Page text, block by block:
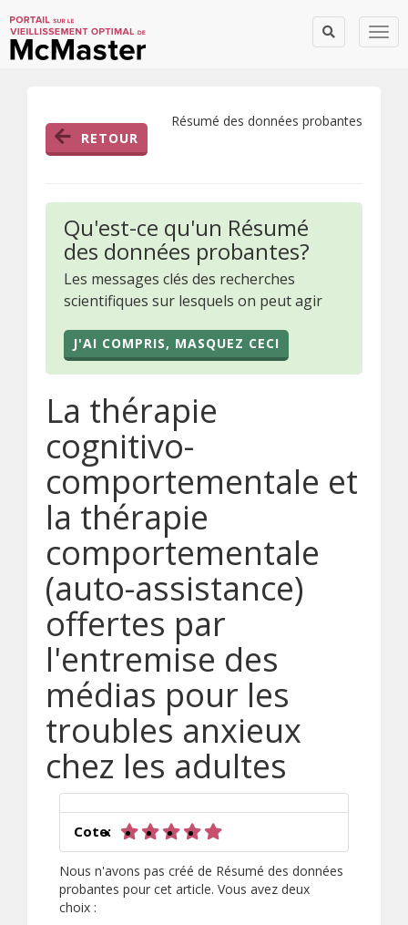
RETOUR
Résumé des données probantes
Qu'est-ce qu'un Résumé
des données probantes?
Les messages clés des recherches
scientifiques sur lesquels on peut agir
J'AI COMPRIS, MASQUEZ CECI
La thérapie
cognitivo-
comportementale et
la thérapie
comportementale
(auto-assistance)
offertes par
l'entremise des
médias pour les
troubles anxieux
chez les adultes
Cote:
Nous n'avons pas créé de Résumé des données
probantes pour cet article. Vous avez deux
choix :